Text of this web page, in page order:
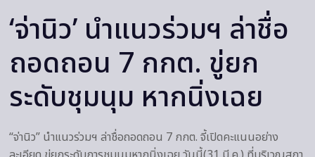
‘จ่านิว’ นำแนวร่วมฯ ล่าชื่อ
ถอดถอน 7 กกต. ขู่ยก
ระดับชุมนุม หากนิ่งเฉย
“จ่านิว” นำแนวร่วมฯ ล่าชื่อถอดถอน 7 กกต. จี้เปิดคะแนนอย่าง